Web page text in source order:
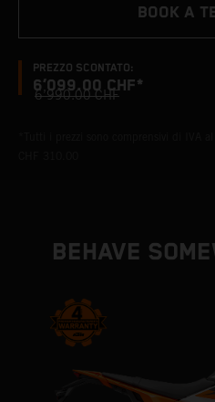
PREZZO SCONTATO:
6’099.00 CHF*
6’990.00 CHF
BOOK A
BEHAVE